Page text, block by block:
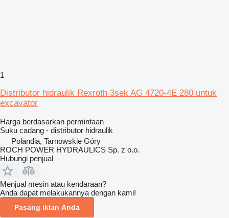
1
Distributor hidraulik Rexroth 3sek AG 4720-4E 280 untuk
excavator
Harga berdasarkan permintaan
Suku cadang - distributor hidraulik
Polandia, Tarnowskie Góry
ROCH POWER HYDRAULICS Sp. z o.o.
Hubungi penjual
Menjual mesin atau kendaraan?
Anda dapat melakukannya dengan kami!
Pasang iklan Anda